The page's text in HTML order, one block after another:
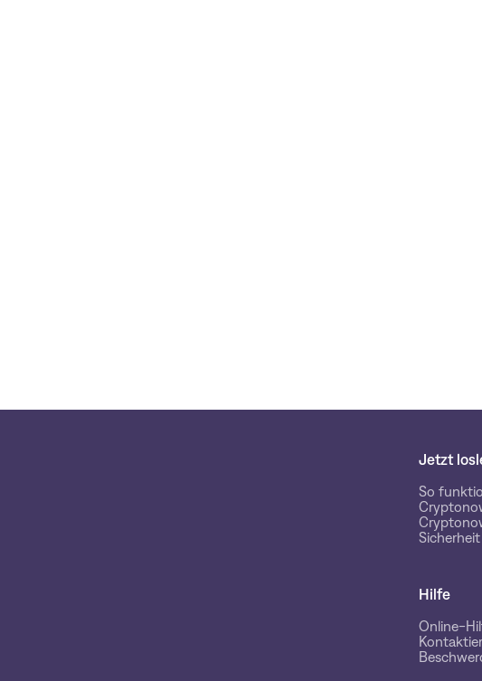
Jetzt
So
Sicherheit
Hilfe
Online-